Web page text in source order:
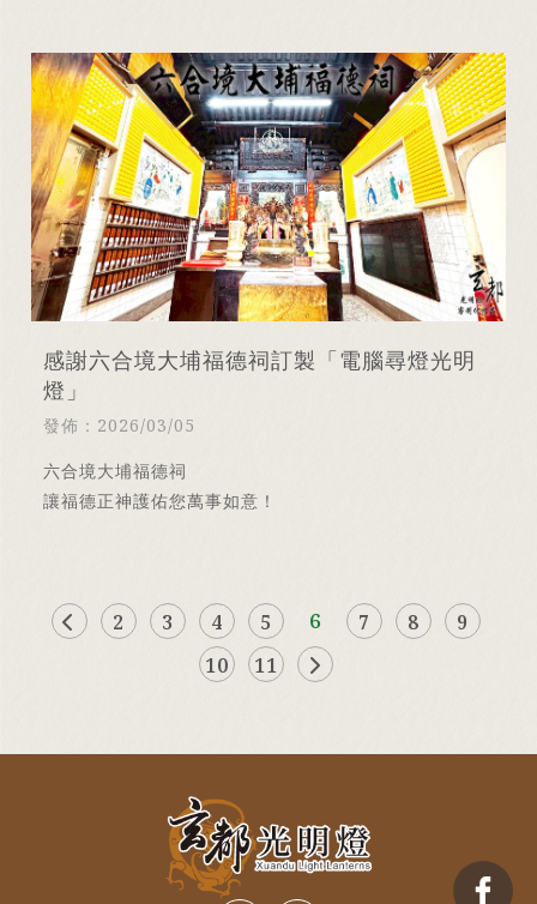
感謝六合境大埔福德祠訂製「電腦尋燈光明
燈」
發佈：2026/03/05
六合境大埔福德祠
讓福德正神護佑您萬事如意！
2 3 4 5 6 7 8
9
10
11